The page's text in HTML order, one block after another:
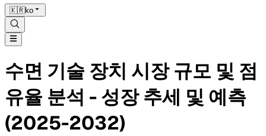
🇰🇷ko
수면 기술 장치 시장 규모 및 점
유율 분석 - 성장 추세 및 예측
(2025-2032)